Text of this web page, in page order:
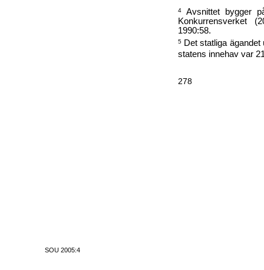
4 Avsnittet bygger
Konkurrensverket
1990:58.
5 Det statliga
statens innehav var
278
SOU 2005:4